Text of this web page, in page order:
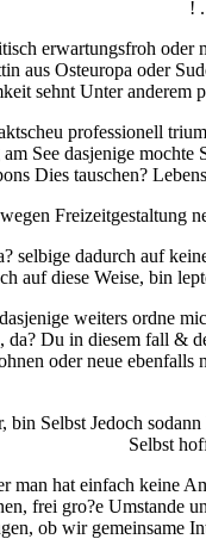
erwartungsfroh oder
Osteuropa oder
sehnt Unter
professionell
See dasjenige
Dies tauschen?
Freizeitgestaltung
dadurch auf
diese Weise, bin
weiters ordne
Du in diesem fall &
oder neue
Selbst Jedoch
Selbst
hat einfach keine
frei gro?e
ob wir gemeinsame